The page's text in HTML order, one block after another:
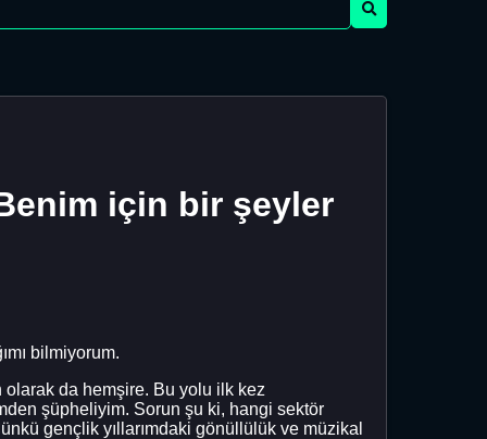
için bir şeyler
bilmiyorum.
olarak da hemşire. Bu yolu ilk kez
şüpheliyim. Sorun şu ki, hangi sektör
gençlik yıllarımdaki gönüllülük ve müzikal